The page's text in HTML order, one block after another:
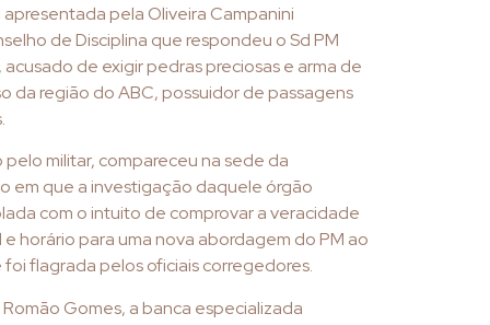
pela Oliveira Campanini
de Disciplina que respondeu o Sd PM
acusado de exigir pedras preciosas e arma de
da região do ABC, possuidor de passagens
militar, compareceu na sede da
em que a investigação daquele órgão
com o intuito de comprovar a veracidade
horário para uma nova abordagem do PM ao
flagrada pelos oficiais corregedores.
Gomes, a banca especializada